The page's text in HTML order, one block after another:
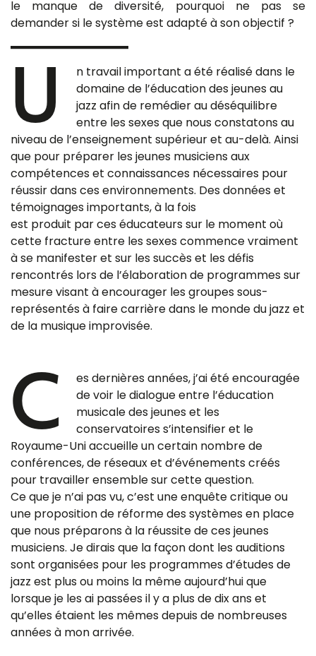
le manque de diversité, pourquoi ne pas se
demander si le système est adapté à son objectif ?
U
n travail important a été réalisé dans le
domaine de l’éducation des jeunes au
jazz afin de remédier au déséquilibre
entre les sexes que nous constatons au
niveau de l’enseignement supérieur et au-delà. Ainsi
que pour préparer les jeunes musiciens aux
compétences et connaissances nécessaires pour
réussir dans ces environnements. Des données et
témoignages importants, à la fois
est produit par ces éducateurs sur le moment où
cette fracture entre les sexes commence vraiment
à se manifester et sur les succès et les défis
rencontrés lors de l’élaboration de programmes sur
mesure visant à encourager les groupes sous-
représentés à faire carrière dans le monde du jazz et
de la musique improvisée.
C
es dernières années, j’ai été encouragée
de voir le dialogue entre l’éducation
musicale des jeunes et les
conservatoires s’intensifier et le
Royaume-Uni accueille un certain nombre de
conférences, de réseaux et d’événements créés
pour travailler ensemble sur cette question.
Ce que je n’ai pas vu, c’est une enquête critique ou
une proposition de réforme des systèmes en place
que nous préparons à la réussite de ces jeunes
musiciens. Je dirais que la façon dont les auditions
sont organisées pour les programmes d’études de
jazz est plus ou moins la même aujourd’hui que
lorsque je les ai passées il y a plus de dix ans et
qu’elles étaient les mêmes depuis de nombreuses
années à mon arrivée.